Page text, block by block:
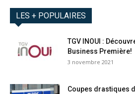
LES + POPULAIRES
TGV INOUI :
Business Première!
3 novembre 2021
Coupes drastiques